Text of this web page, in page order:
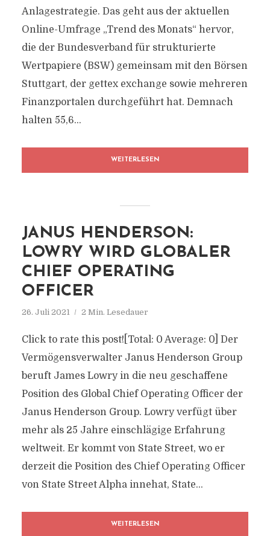
Anlagestrategie. Das geht aus der aktuellen
Online-Umfrage „Trend des Monats“ hervor,
die der Bundesverband für strukturierte
Wertpapiere (BSW) gemeinsam mit den Börsen
Stuttgart, der gettex exchange sowie mehreren
Finanzportalen durchgeführt hat. Demnach
halten 55,6...
WEITERLESEN
JANUS HENDERSON:
LOWRY WIRD GLOBALER
CHIEF OPERATING
OFFICER
26. Juli 2021 2 Min. Lesedauer
Click to rate this post![Total: 0 Average: 0] Der
Vermögensverwalter Janus Henderson Group
beruft James Lowry in die neu geschaffene
Position des Global Chief Operating Officer der
Janus Henderson Group. Lowry verfügt über
mehr als 25 Jahre einschlägige Erfahrung
weltweit. Er kommt von State Street, wo er
derzeit die Position des Chief Operating Officer
von State Street Alpha innehat, State...
WEITERLESEN